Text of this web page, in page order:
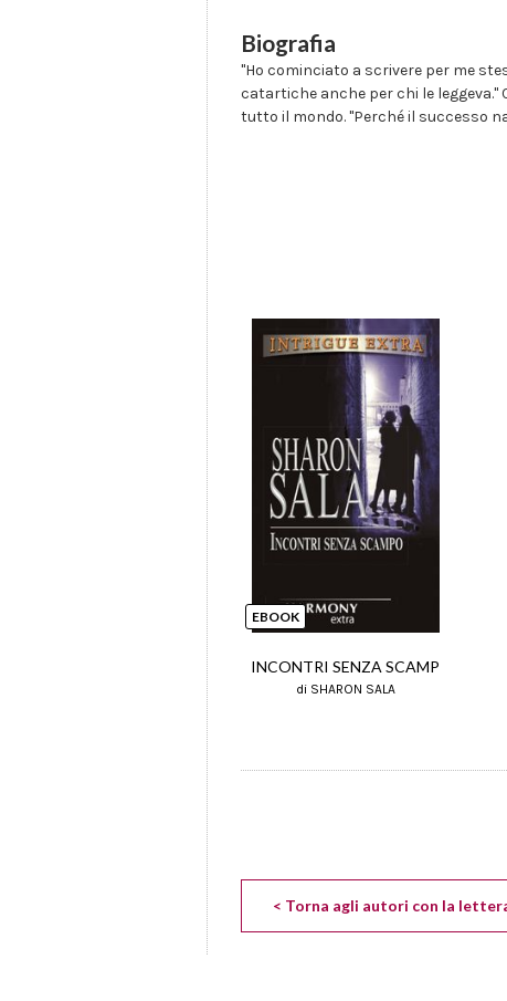
Biografia
"Ho cominciato a scrivere per me
catartiche anche per chi le
tutto il mondo. "Perché il successo
EBOOK
INCONTRI SENZA SCAMP
di SHARON SALA
< Torna agli autori con la